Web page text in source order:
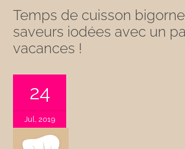
Temps de cuisson
saveurs iodées avec un
vacances !
24
Jul, 2019